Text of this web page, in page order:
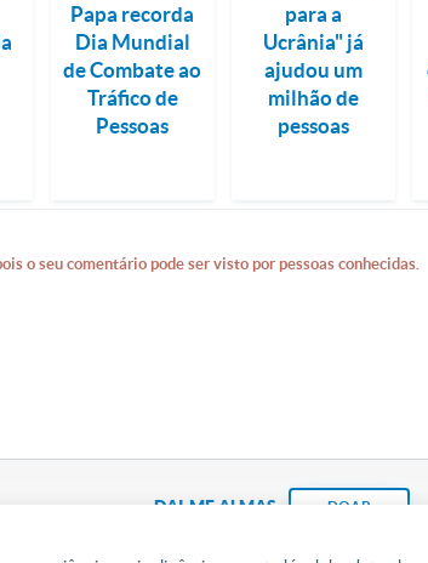
Papa recorda
Dia Mundial
de Combate ao
Tráfico de
Pessoas
para a
Ucrânia" já
ajudou um
milhão de
pessoas
o seu comentário pode ser visto por pessoas conhecidas.
DAI-ME ALMAS DOAR